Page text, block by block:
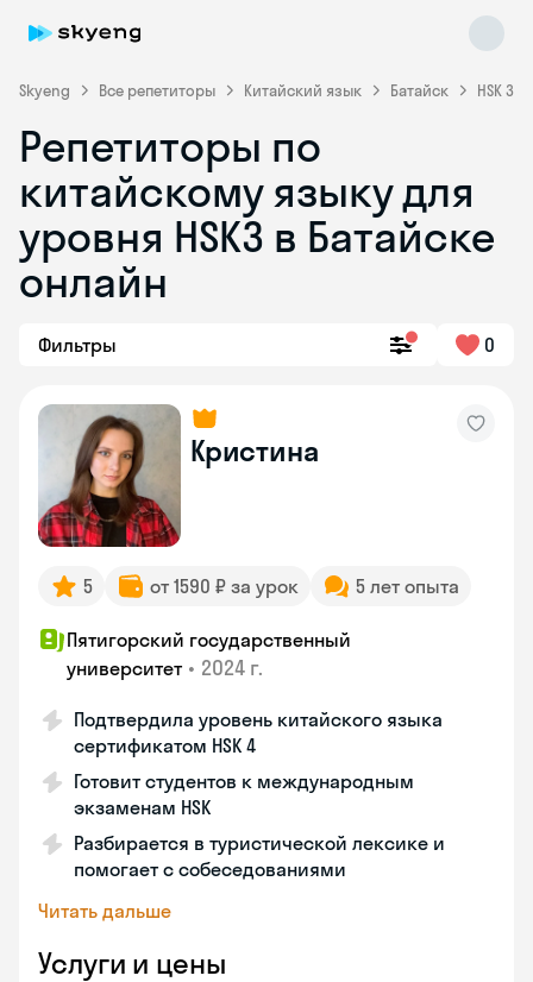
Skyeng Все репетиторы Китайский язык Батайск HSK 3
Репетиторы по
китайскому языку для
уровня HSK3 в Батайске
онлайн
Фильтры 0
Кристина
5 от 1590 ₽ за урок 5 лет опыта
Пятигорский государственный
университет • 2024 г.
Подтвердила уровень китайского языка
сертификатом HSK 4
Готовит студентов к международным
экзаменам HSK
Разбирается в туристической лексике и
помогает с собеседованиями
Читать дальше
Услуги и цены